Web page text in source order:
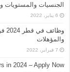
الجنسيات والمستويات
6 يناير، 2022
والمؤهلات
7 فبراير، 2022
in 2024 – Apply Now